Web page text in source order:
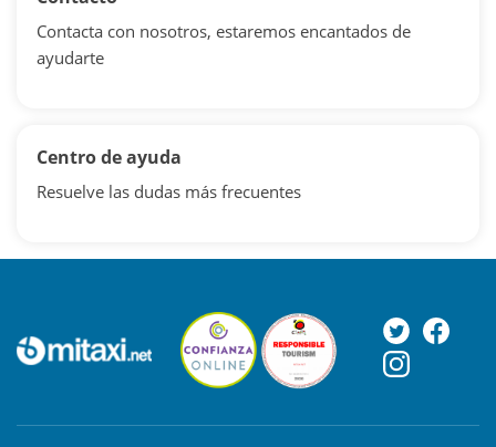
Contacta con nosotros, estaremos encantados de
ayudarte
Centro de ayuda
Resuelve las dudas más frecuentes